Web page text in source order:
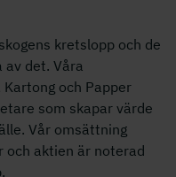
kretslopp och de
det. Våra
och Papper
som skapar värde
Vår omsättning
och aktien är noterad